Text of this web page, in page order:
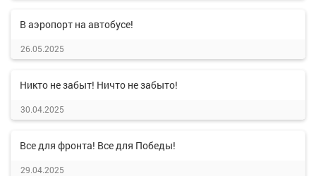
В аэропорт на автобусе!
26.05.2025
Никто не забыт! Ничто не забыто!
30.04.2025
Все для фронта! Все для Победы!
29.04.2025